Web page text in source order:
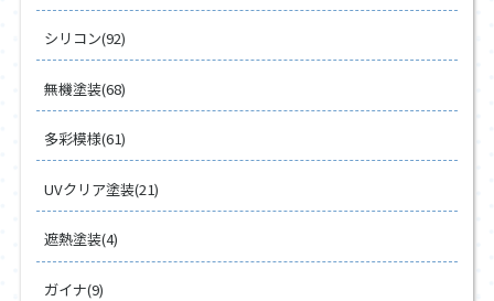
シリコン(92)
無機塗装(68)
多彩模様(61)
UVクリア塗装(21)
遮熱塗装(4)
ガイナ(9)